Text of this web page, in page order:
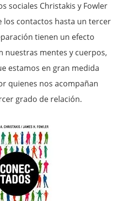
sociales Christakis y Fowler
los contactos hasta un tercer
tienen un efecto
nuestras mentes y cuerpos,
estamos en gran medida
quienes nos acompañan
grado de relación.